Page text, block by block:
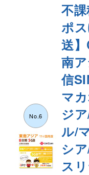
No.6
不
ポ
送
南
信
マ
ジ
ル/
シ
ス